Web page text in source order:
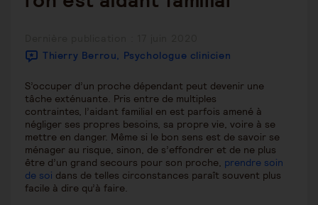
publiée :
Thierry Berrou, Psychologue clinicien
S’occuper d’un proche dépendant peut devenir une
tâche exténuante. Pris entre de multiples
contraintes, l’aidant familial en est parfois amené à
négliger ses propres besoins, sa propre vie, voire à se
mettre en danger. Même si le bon sens est de savoir se
ménager au risque, sinon, de s’effondrer et de ne plus
être d’un grand secours pour son proche, prendre soin
de soi dans de telles circonstances paraît souvent plus
facile à dire qu’à faire.